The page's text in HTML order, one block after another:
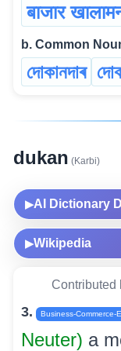
बाजार
b. Common
দোকানদাৰ
dukan (Karbi)
▶AI Dictionary
▶Wikipedia
Contributed
3. Business-Commerce-
Neuter) a